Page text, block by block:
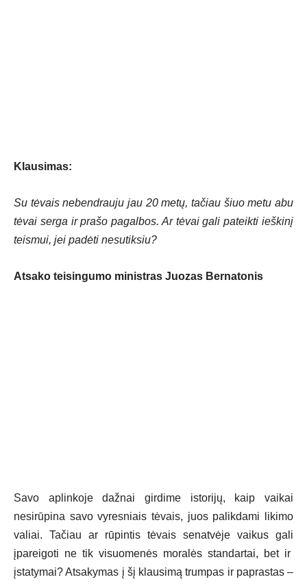
Klausimas:
Su tėvais nebendrauju jau 20 metų, tačiau šiuo metu abu
tėvai serga ir prašo pagalbos. Ar tėvai gali pateikti ieškinį
teismui, jei padėti nesutiksiu?
Atsako teisingumo ministras Juozas Bernatonis
Savo aplinkoje dažnai girdime istorijų, kaip vaikai
nesirūpina savo vyresniais tėvais, juos palikdami likimo
valiai. Tačiau ar rūpintis tėvais senatvėje vaikus gali
įpareigoti ne tik visuomenės moralės standartai, bet ir
įstatymai? Atsakymas į šį klausimą trumpas ir paprastas –